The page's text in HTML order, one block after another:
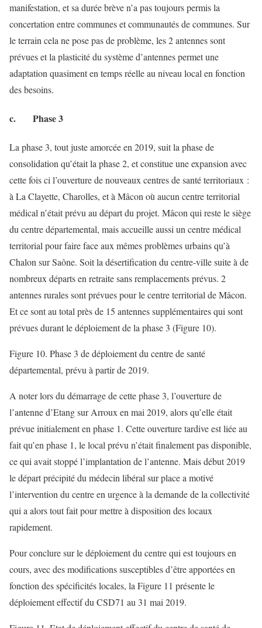
manifestation, et sa durée brève n’a pas toujours permis la
concertation entre communes et communautés de communes. Sur
le terrain cela ne pose pas de problème, les 2 antennes sont
prévues et la plasticité du système d’antennes permet une
adaptation quasiment en temps réelle au niveau local en fonction
des besoins.
c. Phase 3
La phase 3, tout juste amorcée en 2019, suit la phase de
consolidation qu’était la phase 2, et constitue une expansion avec
cette fois ci l’ouverture de nouveaux centres de santé territoriaux :
à La Clayette, Charolles, et à Mâcon où aucun centre territorial
médical n’était prévu au départ du projet. Mâcon qui reste le siège
du centre départemental, mais accueille aussi un centre médical
territorial pour faire face aux mêmes problèmes urbains qu’à
Chalon sur Saône. Soit la désertification du centre-ville suite à de
nombreux départs en retraite sans remplacements prévus. 2
antennes rurales sont prévues pour le centre territorial de Mâcon.
Et ce sont au total près de 15 antennes supplémentaires qui sont
prévues durant le déploiement de la phase 3 (Figure 10).
Figure 10. Phase 3 de déploiement du centre de santé
départemental, prévu à partir de 2019.
A noter lors du démarrage de cette phase 3, l’ouverture de
l’antenne d’Etang sur Arroux en mai 2019, alors qu’elle était
prévue initialement en phase 1. Cette ouverture tardive est liée au
fait qu’en phase 1, le local prévu n’était finalement pas disponible,
ce qui avait stoppé l’implantation de l’antenne. Mais début 2019
le départ précipité du médecin libéral sur place a motivé
l’intervention du centre en urgence à la demande de la collectivité
qui a alors tout fait pour mettre à disposition des locaux
rapidement.
Pour conclure sur le déploiement du centre qui est toujours en
cours, avec des modifications susceptibles d’être apportées en
fonction des spécificités locales, la Figure 11 présente le
déploiement effectif du CSD71 au 31 mai 2019.